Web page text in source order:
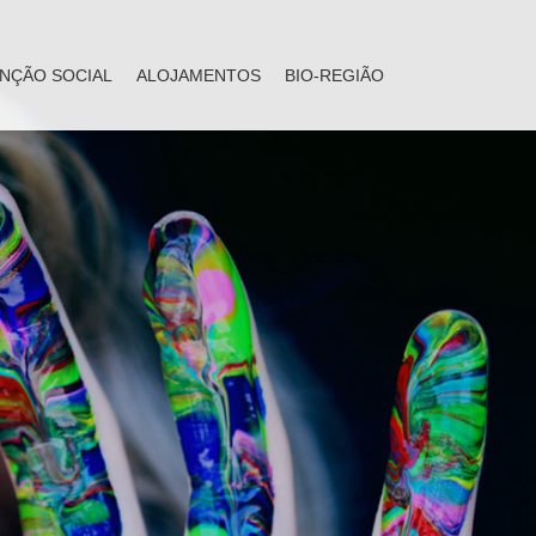
SOCIAL ALOJAMENTOS BIO-REGIÃO